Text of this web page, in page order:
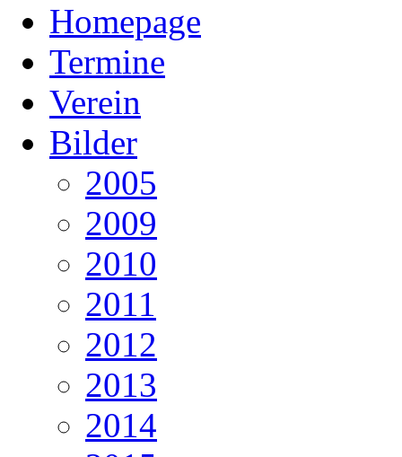
Homepage
Termine
Verein
Bilder
2005
2009
2010
2011
2012
2013
2014